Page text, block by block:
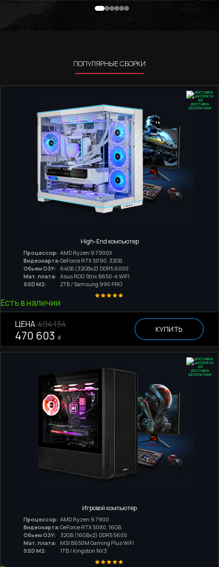
ПОПУЛЯРНЫЕ СБОРКИ
ДОСТАВКА
БЕСПЛАТНАЯ
High-End компьютер
Процессор: AMD Ryzen 9 7900X
Видеокарта:GeForce RTX 5090, 32GB
Обьем ОЗУ:
64GB (32GBx2) DDR5 6000
Мат. плата:
Asus ROG Strix B650-A WIFI
SSD M2:
2TB / Samsung 990 PRO
Есть в наличии
ЦЕНА 494 134
470 603 ₴
КУПИТЬ
ДОСТАВКА
БЕСПЛАТНАЯ
Игровой компьютер
Процессор: AMD Ryzen 9 7900
Видеокарта:GeForce RTX 5080, 16GB
Обьем ОЗУ:
32GB (16GBx2) DDR5 5600
Мат. плата:
MSI B650M Gaming Plus WiFi
SSD M2:
1TB / Kingston NV3